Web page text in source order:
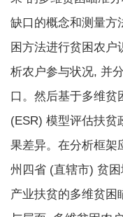
缺口的概念和测量方
困方法进行贫困农户
析农户参与状况, 并
口。然后基于多维贫
(ESR) 模型评估扶贫
果差异。在分析框架
州四省 (直辖市) 贫
产业扶贫的多维贫困